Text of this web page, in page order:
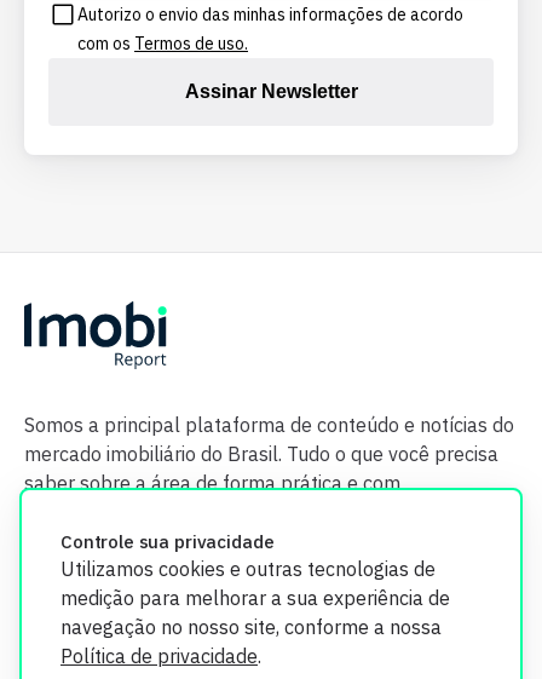
Controle sua privacidade
Utilizamos cookies e outras tecnologias de
medição para melhorar a sua experiência de
navegação no nosso site, conforme a nossa
Política de privacidade.
Autorizo o envio das minhas informações de acordo
com os Termos de uso.
Assinar Newsletter
Somos a principal plataforma de conteúdo e notícias do
mercado imobiliário do Brasil. Tudo o que você precisa
saber sobre a área de forma prática e com